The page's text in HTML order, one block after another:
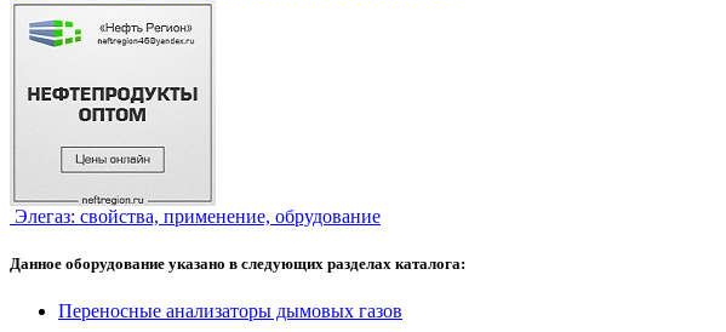
Элегаз: свойства, применение, обрудование
Данное оборудование указано в следующих разделах каталога:
Переносные анализаторы дымовых газов